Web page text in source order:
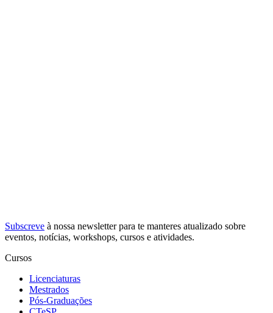
Subscreve à nossa newsletterpara te manteres atualizado sobre
eventos, notícias, workshops, cursos e atividades.
Cursos
Licenciaturas
Mestrados
Pós-Graduações